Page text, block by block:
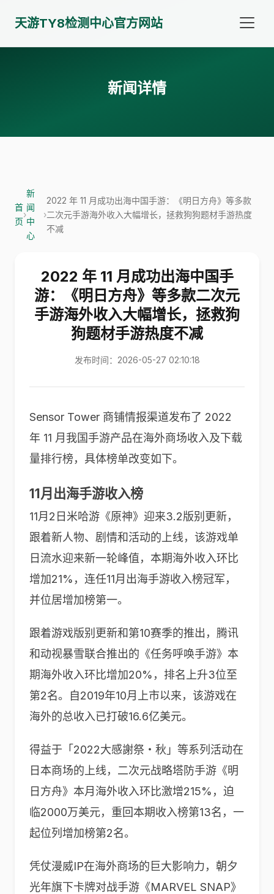
天游TY8检测中心官方网站
新闻详情
首
页
›
新
闻
中
心
›
2022 年 11 月成功出海中国手游：《明日方舟》等多款
二次元手游海外收入大幅增长，拯救狗狗题材手游热度
不减
2022 年 11 月成功出海中国手
游：《明日方舟》等多款二次元
手游海外收入大幅增长，拯救狗
狗题材手游热度不减
发布时间：2026-05-27 02:10:18
Sensor Tower 商铺情报渠道发布了 2022
年 11 月我国手游产品在海外商场收入及下载
量排行榜，具体榜单改变如下。
11月出海手游收入榜
11月2日米哈游《原神》迎来3.2版别更新，
跟着新人物、剧情和活动的上线，该游戏单
日流水迎来新一轮峰值，本期海外收入环比
增加21%，连任11月出海手游收入榜冠军，
并位居增加榜第一。
跟着游戏版别更新和第10赛季的推出，腾讯
和动视暴雪联合推出的《任务呼唤手游》本
期海外收入环比增加20%，排名上升3位至
第2名。自2019年10月上市以来，该游戏在
海外的总收入已打破16.6亿美元。
得益于「2022大感謝祭・秋」等系列活动在
日本商场的上线，二次元战略塔防手游《明
日方舟》本月海外收入环比激增215%，迫
临2000万美元，重回本期收入榜第13名，一
起位列增加榜第2名。
凭仗漫威IP在海外商场的巨大影响力，朝夕
光年旗下卡牌对战手游《MARVEL SNAP》